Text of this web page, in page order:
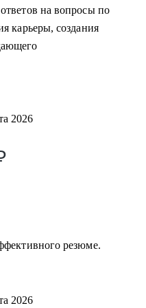
и план перехода в IT из
навыков можно
опыт как в резюме, так
Техническая
администрирование,
на вопросы по
карьеры, создания
2026
резюме.
2026